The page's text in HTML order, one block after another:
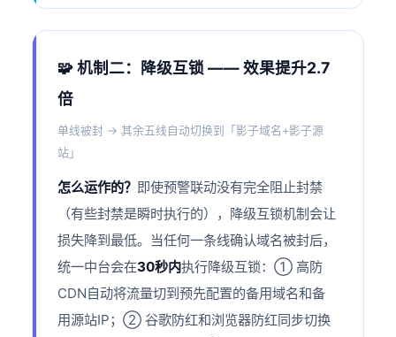
🧩 机制二：降级互锁 —— 效果提升2.7
倍
单线被封 → 其余五线自动切换到「影子域名+影子源
站」
怎么运作的？ 即使预警联动没有完全阻止封禁
（有些封禁是瞬时执行的），降级互锁机制会让
损失降到最低。当任何一条线确认域名被封后，
统一中台会在30秒内执行降级互锁：① 高防
CDN自动将流量切到预先配置的备用域名和备
用源站IP；② 谷歌防红和浏览器防红同步切换